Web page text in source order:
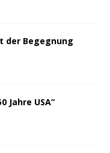
der Begegnung
Jahre USA“